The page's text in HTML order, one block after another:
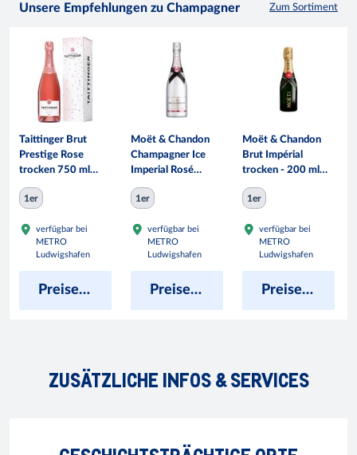
Unsere Empfehlungen zu Champagner Zum Sortiment
Taittinger Brut
Prestige Rose
trocken 750 ml
Flasche
1er
verfügbar bei
METRO
Ludwigshafen
Preise anzeigen
Moët & Chandon
Champagner Ice
Imperial Rosé
trocken - 750 ml
Flasche
1er
verfügbar bei
METRO
Ludwigshafen
Preise anzeigen
Moët & Chandon
Brut Impérial
trocken - 200 ml
Flasche
1er
verfügbar bei
METRO
Ludwigshafen
Preise anzeigen
ZUSÄTZLICHE INFOS & SERVICES